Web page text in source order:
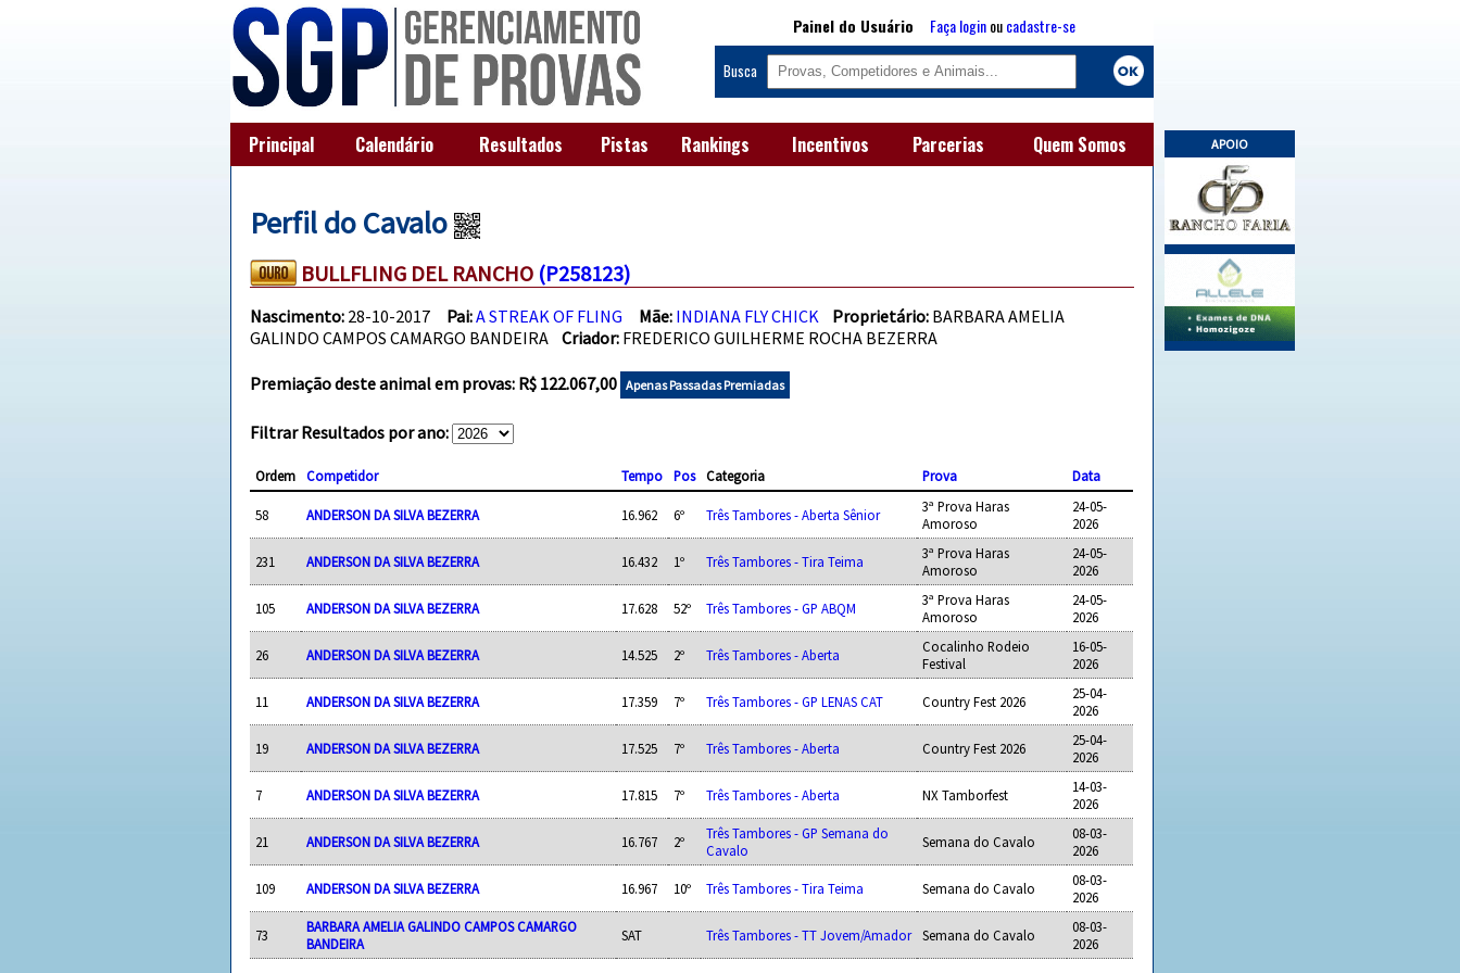
APOIO
Painel do Usuário Faça loginoucadastre-se
Busca
Principal Calendário Resultados Pistas Rankings Incentivos Parcerias Quem Somos
Perfil do Cavalo
BULLFLING DEL RANCHO (P258123)
Nascimento: 28-10-2017 Pai:A STREAK OF FLING Mãe: INDIANA FLY CHICK Proprietário: BARBARA AMELIA
GALINDO CAMPOS CAMARGO BANDEIRACriador: FREDERICO GUILHERME ROCHA BEZERRA
Premiação deste animal em provas: R$ 122.067,00 Apenas Passadas Premiadas
Filtrar Resultados por ano:
Ordem Competidor Tempo Pos Categoria Prova Data
58 ANDERSON DA SILVA BEZERRA 16.962 6º Três Tambores - Aberta Sênior
3ª Prova Haras
Amoroso
24-05-
2026
231 ANDERSON DA SILVA BEZERRA 16.432 1º Três Tambores - Tira Teima
3ª Prova Haras
Amoroso
24-05-
2026
105 ANDERSON DA SILVA BEZERRA 17.628 52º Três Tambores - GP ABQM
3ª Prova Haras
Amoroso
24-05-
2026
26 ANDERSON DA SILVA BEZERRA 14.525 2º Três Tambores - Aberta
Cocalinho Rodeio
Festival
16-05-
2026
11 ANDERSON DA SILVA BEZERRA 17.359 7º Três Tambores - GP LENAS CAT Country Fest 2026
25-04-
2026
19 ANDERSON DA SILVA BEZERRA 17.525 7º Três Tambores - Aberta Country Fest 2026
25-04-
2026
7 ANDERSON DA SILVA BEZERRA 17.815 7º Três Tambores - Aberta NX Tamborfest
14-03-
2026
21 ANDERSON DA SILVA BEZERRA 16.767 2º
Três Tambores - GP Semana do
Cavalo
Semana do Cavalo
08-03-
2026
109 ANDERSON DA SILVA BEZERRA 16.967 10º Três Tambores - Tira Teima Semana do Cavalo
08-03-
2026
73
BARBARA AMELIA GALINDO CAMPOS CAMARGO
BANDEIRA
SAT Três Tambores - TT Jovem/Amador Semana do Cavalo
08-03-
2026